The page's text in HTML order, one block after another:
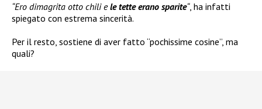
“Ero dimagrita otto chili ele tette erano sparite“, ha infatti
spiegato con estrema sincerità.
Per il resto, sostiene di aver fatto “pochissime cosine”, ma
quali?